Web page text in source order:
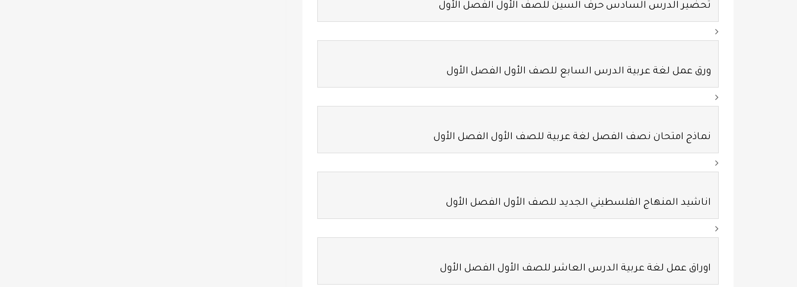
تحضير الدرس السادس حرف السين للصف الأول الفصل الأول
ورق عمل لغة عربية الدرس السابع للصف الأول الفصل الأول
نماذج امتحان نصف الفصل لغة عربية للصف الأول الفصل الأول
اناشيد المنهاج الفلسطيني الجديد للصف الأول الفصل الأول
اوراق عمل لغة عربية الدرس العاشر للصف الأول الفصل الأول